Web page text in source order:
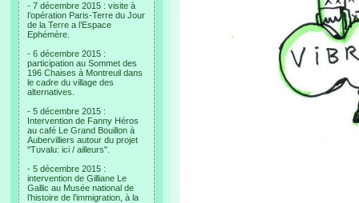
- 7 décembre 2015 : visite à
l’opération Paris-Terre du Jour
de la Terre a l’Espace
Ephémère.
- 6 décembre 2015 :
participation au Sommet des
196 Chaises à Montreuil dans
le cadre du village des
alternatives.
- 5 décembre 2015 :
Intervention de Fanny Héros
au café Le Grand Bouillon à
Aubervilliers autour du projet
"Tuvalu: ici / ailleurs".
- 5 décembre 2015 :
intervention de Gilliane Le
Gallic au Musée national de
l’histoire de l’immigration, à la